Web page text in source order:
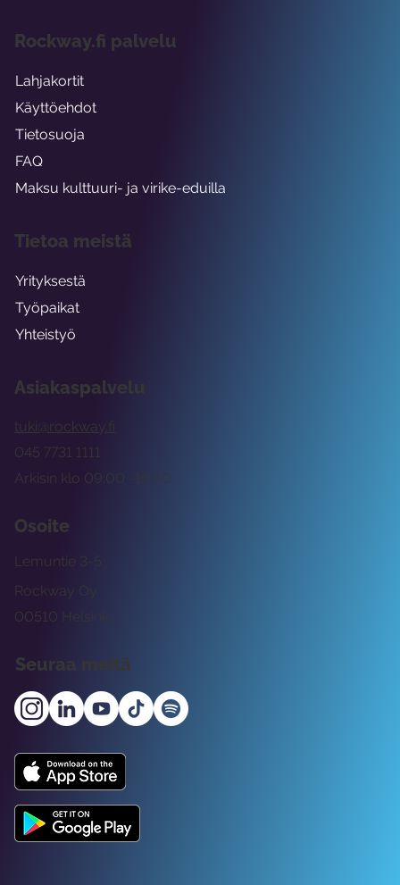
Asiakaspalvelu
tuki@rockway.fi
Arkisin klo 09:00 -15:00
045 7731 1111
Osoite
Rockway Oy
Lemuntie 3-5
00510 Helsinki
Seuraa meitä
Rockway.fi palvelu
Lahjakortit
Käyttöehdot
Tietosuoja
FAQ
Maksu kulttuuri- ja virike-eduilla
Tietoa meistä
Yrityksestä
Työpaikat
Yhteistyö